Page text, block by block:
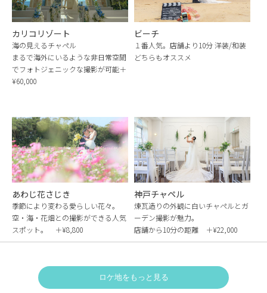
カリコリゾート
海の見えるチャペル
まるで海外にいるような非日常空間
でフォトジェニックな撮影が可能＋
¥60,000
ビーチ
１番人気。店舗より10分 洋装/和装
どちらもオススメ
あわじ花さじき
季節により変わる愛らしい花々。
空・海・花畑との撮影ができる人気
スポット。 ＋¥8,800
神戸チャペル
煉瓦造りの外観に白いチャペルとガ
ーデン撮影が魅力。
店舗から10分の距離 ＋¥22,000
ロケ地をもっと見る